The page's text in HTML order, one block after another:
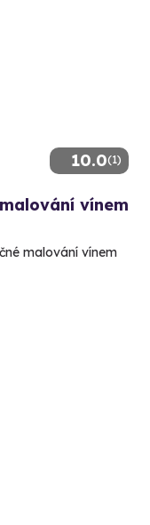
10.0(1)
vínem
malování vínem